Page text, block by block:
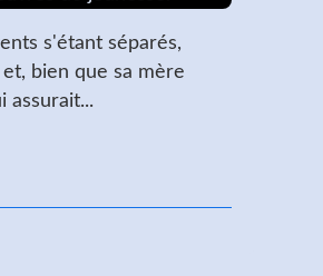
s'étant séparés,
bien que sa mère
assurait...